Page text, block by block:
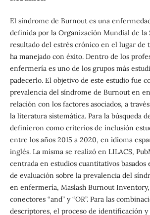
El síndrome de Burnout es una
definida por la Organización Mundial de la
resultado del estrés crónico en el lugar de
ha manejado con éxito. Dentro de los
enfermería es uno de los grupos más
padecerlo. El objetivo de este estudio fue
prevalencia del síndrome de Burnout en
relación con los factores asociados, a
la literatura sistemática. Para la búsqueda
definieron como criterios de inclusión
entre los años 2015 a 2020, en idioma
inglés. La misma se realizó en LILACS,
centrada en estudios cuantitativos
de evaluación sobre la prevalencia del
en enfermería, Maslash Burnout
conectores “and” y “OR”. Para las
descriptores, el proceso de identificación y